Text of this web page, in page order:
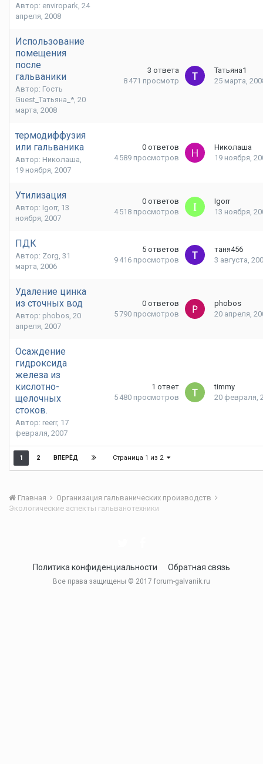
Автор: enviropark, 24
апреля, 2008
Использование
помещения
после
гальваники
Автор: Гость
Guest_Татьяна_*, 20
марта, 2008
3 ответа
8 471 просмотр
Татьяна1
25 марта,
термодиффузия
или гальваника
Автор: Николаша,
19 ноября, 2007
0 ответов
4 589 просмотров
Николаша
19 ноября,
Утилизация
Автор: Igorr, 13
ноября, 2007
0 ответов
4 518 просмотров
Igorr
13 ноября,
ПДК
Автор: Zorg, 31
марта, 2006
5 ответов
9 416 просмотров
таня456
3 августа,
Удаление цинка
из сточных вод
Автор: phobos, 20
апреля, 2007
0 ответов
5 790 просмотров
phobos
20 апреля,
Осаждение
гидроксида
железа из
кислотно-
щелочных
стоков.
Автор: reerr, 17
февраля, 2007
1 ответ
5 480 просмотров
timmy
20 февраля,
1 2 ВПЕРЁД Страница 1 из 2
Главная
Организация гальванических производств
Экологические аспекты гальванотехники
Политика конфиденциальности Обратная связь
Все права защищены © 2017 forum-galvanik.ru